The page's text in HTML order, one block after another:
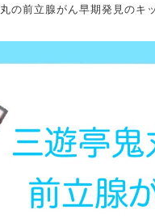
の前立腺がん早期発見のキ